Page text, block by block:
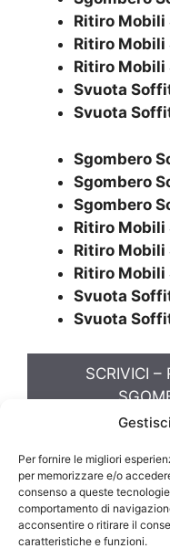
Per fornire le migliori
per memorizzare e/o
consenso a queste
comportamento di
acconsentire o ritirare il
caratteristiche e funzioni.
Ritiro
Ritiro
Ritiro
Svuota
Svuota
Sgombero
Sgombero
Sgombero
Ritiro
Ritiro
Ritiro
Svuota
Svuota
SCRIVICI –